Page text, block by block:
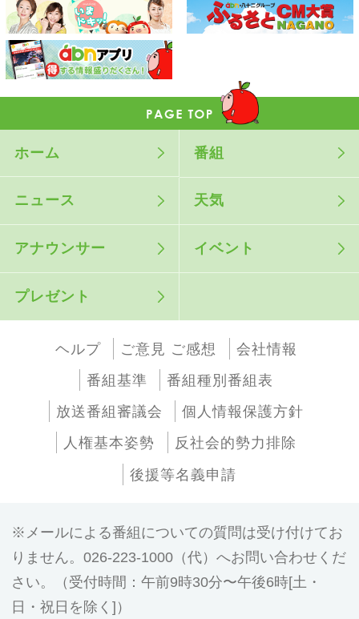
ホーム 番組
ニュース 天気
アナウンサー イベント
プレゼント
ヘルプ ご意見 ご感想
会社情報
番組基準
番組種別番組表
放送番組審議会
個人情報保護方針
人権基本姿勢
反社会的勢力排除
後援等名義申請
メールによる番組についての質問は受け付けてお
りません。026-223-1000（代）へお問い合わせくだ
さい。（受付時間：午前9時30分〜午後6時[土・
日・祝日を除く]）